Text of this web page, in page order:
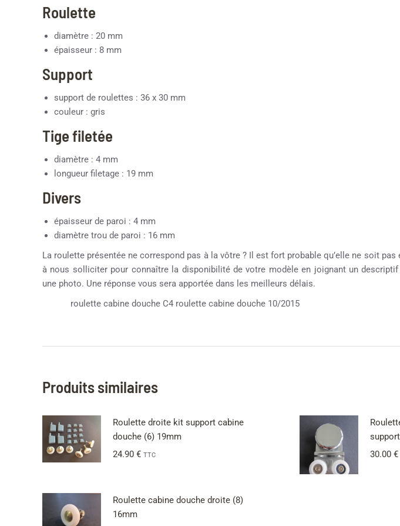
Roulette
diamètre : 20 mm
épaisseur : 8 mm
Support
support de roulettes : 36 x 30 mm
couleur : gris
Tige filetée
diamètre : 4 mm
longueur filetage : 19 mm
Divers
épaisseur de paroi : 4 mm
diamètre trou de paroi : 16 mm
La roulette présentée ne correspond pas à la vôtre ? Il est fort probable qu’elle ne soit pas
à nous solliciter pour connaître la disponibilité de votre modèle en joignant un
une photo. Une réponse vous sera apportée dans les meilleurs délais.
roulette cabine douche C4 roulette cabine douche 10/2015
Produits similaires
Roulette droite kit support cabine
douche (6) 19mm
24.90 € TTC
30.00 €
Roulette cabine douche droite (8)
16mm